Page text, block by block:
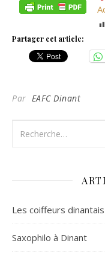
Partager cet article:
Par EAFC Dinant
Les coiffeurs dinantais
Saxophilo à Dinant